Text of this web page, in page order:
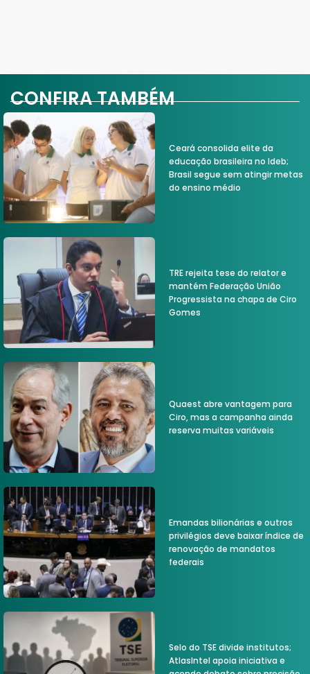
CONFIRA TAMBÉM
Ceará consolida elite da
educação brasileira no Ideb;
Brasil segue sem atingir metas
do ensino médio
TRE rejeita tese do relator e
mantém Federação União
Progressista na chapa de Ciro
Gomes
Quaest abre vantagem para
Ciro, mas a campanha ainda
reserva muitas variáveis
Emandas bilionárias e outros
privilégios deve baixar índice de
renovação de mandatos
federais
Selo do TSE divide institutos;
AtlasIntel apoia iniciativa e